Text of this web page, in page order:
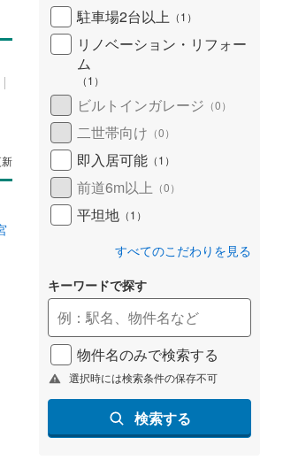
駐車場2台以上 （1 ）
リノベーション・リフォー
ム
（1 ）
ビルトインガレージ （0）
二世帯向け （0）
即入居可能 （1 ）
前道6m以上 （0）
平坦地 （1 ）
すべてのこだわりを見る
キーワードで探す
物件名のみで検索する
選択時には検索条件の保存不可
検索する